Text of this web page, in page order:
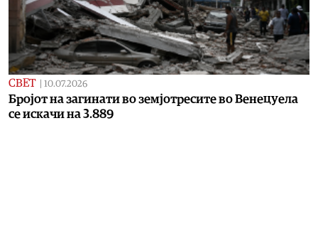
СВЕТ 10.07.2026
Бројот на загинати во земјотресите во Венецуела
се искачи на 3.889